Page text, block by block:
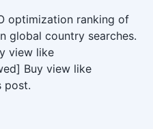
optimization ranking of
global country searches.
view like
Buy view like
post.